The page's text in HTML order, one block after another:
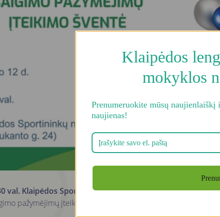
val. Klaipėdos Sportininkų namuose (S. Daukanto g. 24)
pažymėjimų įteikimo šventė.
Klaipėdos
mokyklos
Prenumeruokite mūsų
naujienas!